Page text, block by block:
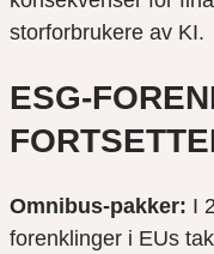
storforbrukere av KI.
ESG-
Omnibus-pakker: I
forenklinger i EUs